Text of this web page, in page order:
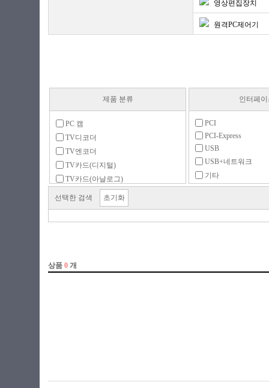
영상편집장치
원격PC제어기
제품 분류
PC 캠
TV디코더
TV엔코더
TV카드(디지털)
TV카드(아날로그)
악세서리
영상편집장치
원격PC제어기
인터페
PCI
PCI-Express
USB
USB+네트워크
기타
네트워크
선택한 검색
초기화